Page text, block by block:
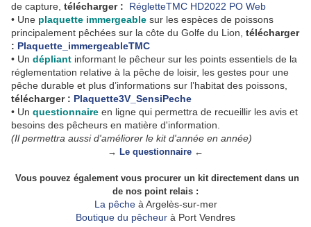
de capture, télécharger :
RégletteTMC HD2022 PO Web
• Une plaquette immergeable sur les espèces de poissons
principalement pêchées sur la côte du Golfe du Lion, télécharger
: Plaquette_immergeableTMC
• Un dépliant informant le pêcheur sur les points essentiels de la
réglementation relative à la pêche de loisir, les gestes pour une
pêche durable et plus d’informations sur l’habitat des poissons,
télécharger : Plaquette3V_SensiPeche
• Un questionnaire en ligne qui permettra de recueillir les avis et
besoins des pêcheurs en matière d'information.
(Il permettra aussi d'améliorer le kit d'année en année)
→ Le questionnaire ←
Vous pouvez également vous procurer un kit directement dans un
de nos point relais :
La pêcheà Argelès-sur-mer
Boutique du pêcheur à Port Vendres